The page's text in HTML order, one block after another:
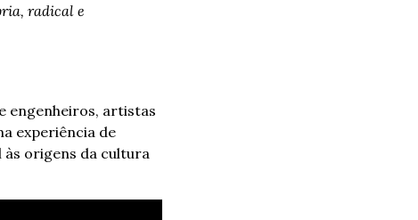
radical e
engenheiros, artistas
experiência de
origens da cultura